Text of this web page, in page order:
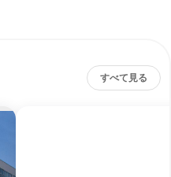
すべて見る